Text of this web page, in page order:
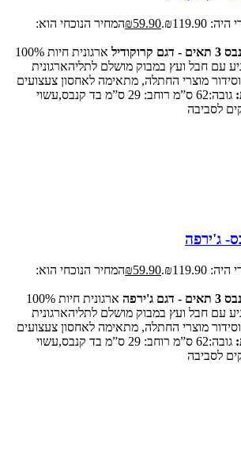
₪119.90.
₪59.90
המחיר הנוכחי הוא:
ארגונית חיות 100%
3 תאים מגיע עם חבל ועץ במבוק מושלם לתליהארגונית
מוצרי החתלה, מתאימה לאחסון צעצועים
גובה:62 ס”מ רוחב: 29 ס”מ בד קנבס,עשוי
לסביבה
ג'ירפה
₪119.90.
₪59.90
המחיר הנוכחי הוא:
ארגונית חיות 100%
3 תאים מגיע עם חבל ועץ במבוק מושלם לתליהארגונית
מוצרי החתלה, מתאימה לאחסון צעצועים
גובה:62 ס”מ רוחב: 29 ס”מ בד קנבס,עשוי
לסביבה